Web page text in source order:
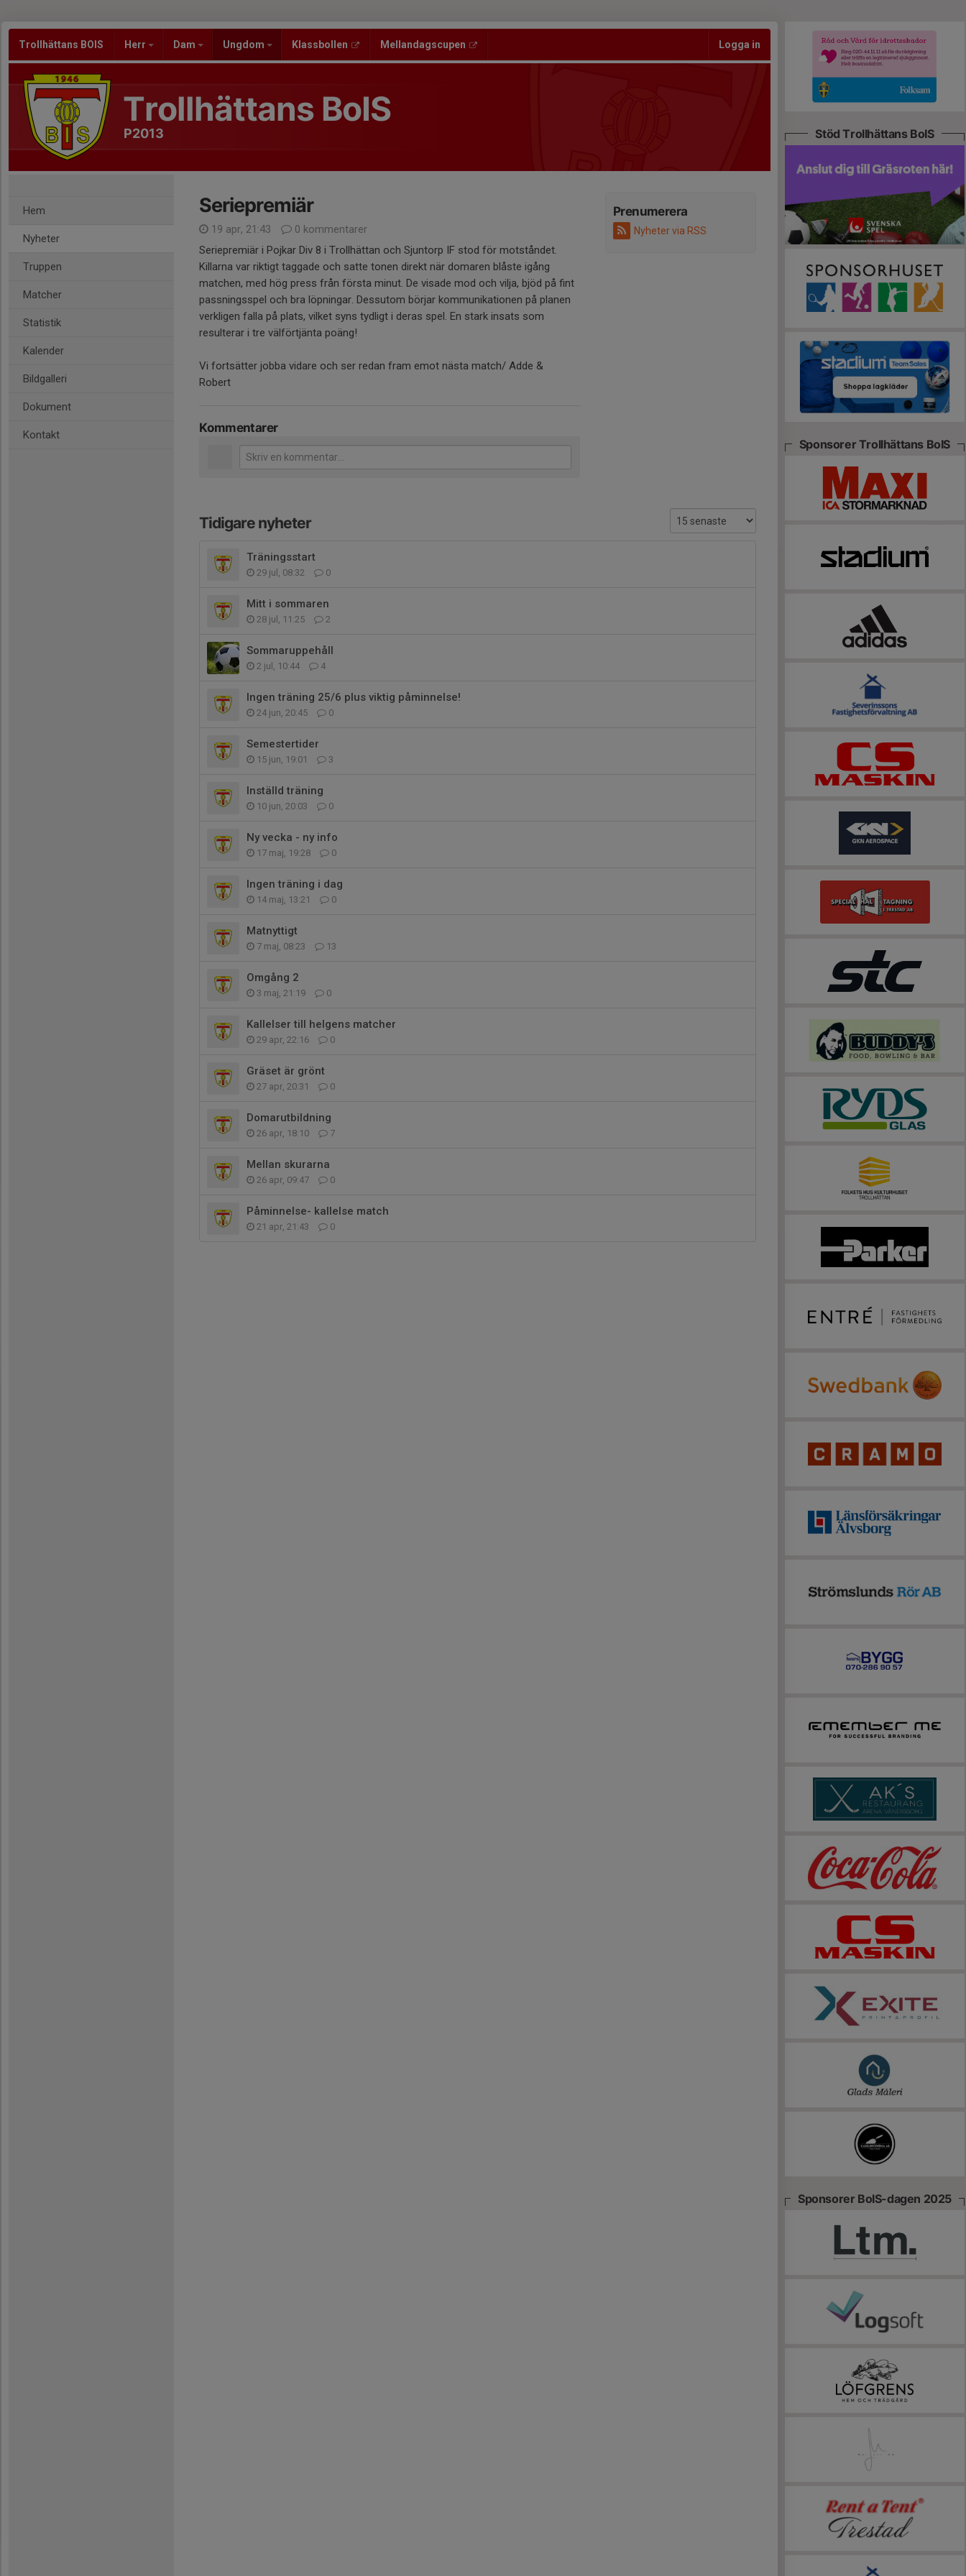
Trollhättans BOIS Herr Dam Ungdom Klassbollen Mellandagscupen Logga in
Trollhättans BoIS
P2013
Hem
Nyheter
Truppen
Matcher
Statistik
Kalender
Bildgalleri
Dokument
Kontakt
Prenumerera
Nyheter via RSS
Seriepremiär
19 apr, 21:43
0 kommentarer
Seriepremiär i Pojkar Div 8 i Trollhättan och Sjuntorp IF stod för motståndet.
Killarna var riktigt taggade och satte tonen direkt när domaren blåste igång
matchen, med hög press från första minut. De visade mod och vilja, bjöd på fint
passningsspel och bra löpningar. Dessutom börjar kommunikationen på planen
verkligen falla på plats, vilket syns tydligt i deras spel. En stark insats som
resulterar i tre välförtjänta poäng!
Vi fortsätter jobba vidare och ser redan fram emot nästa match/ Adde &
Robert
Kommentarer
Tidigare nyheter
Träningsstart
29 jul, 08:32 0
Mitt i sommaren
28 jul, 11:25 2
Sommaruppehåll
2 jul, 10:44 4
Ingen träning 25/6 plus viktig påminnelse!
24 jun, 20:45 0
Semestertider
15 jun, 19:01 3
Inställd träning
10 jun, 20:03 0
Ny vecka - ny info
17 maj, 19:28 0
Ingen träning i dag
14 maj, 13:21 0
Matnyttigt
7 maj, 08:23 13
Omgång 2
3 maj, 21:19 0
Kallelser till helgens matcher
29 apr, 22:16 0
Gräset är grönt
27 apr, 20:31 0
Domarutbildning
26 apr, 18:10 7
Mellan skurarna
26 apr, 09:47 0
Påminnelse- kallelse match
21 apr, 21:43 0
Stöd Trollhättans BoIS
Sponsorer Trollhättans BoIS
Sponsorer BoIS-dagen 2025